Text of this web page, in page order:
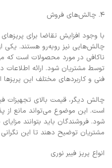
4. چالش‌های فروش
با وجود افزایش تقاضا برای
چالش‌هایی نیز روبه‌رو هستند. یکی
ناکافی در مورد محصولات است که
توسط مشتریان شود. ارائه
فنی و کاربردهای مختلف این پریزها
چالش دیگر، قیمت بالای تجهیزات
است. این موضوع می‌تواند مانع از
شود. فروشندگان باید بتوانند مزایای
مشتریان توضیح دهند تا این
انواع پریز فیبر نوری